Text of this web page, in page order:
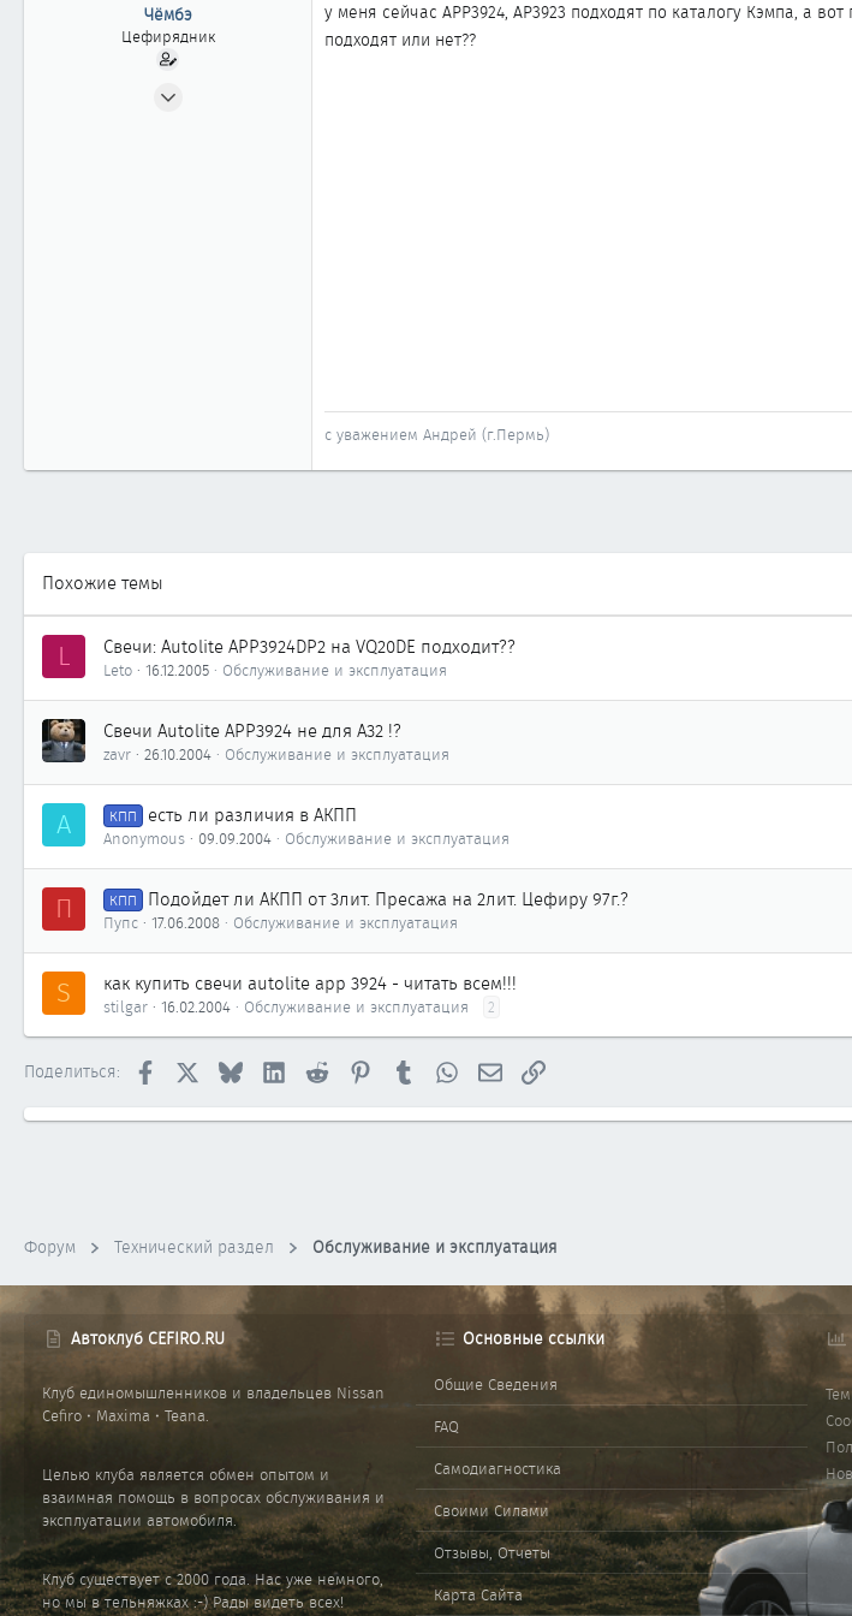
Чёмбэ
Цефирядник
у меня сейчас АРР3924, АР3923 подходят по каталогу Кэмпа, а
подходят или нет??
с уважением Андрей (г.Пермь)
Похожие темы
L Свечи: Autolite APP3924DP2 на VQ20DE подходит??
Leto 16.12.2005 Обслуживание и эксплуатация
Свечи Autolite APP3924 не для А32 !?
zavr 26.10.2004 Обслуживание и эксплуатация
A КПП есть ли различия в АКПП
Anonymous 09.09.2004 Обслуживание и эксплуатация
П КПП Подойдет ли АКПП от 3лит. Пресажа на 2лит. Цефиру 97г.?
Пупс 17.06.2008 Обслуживание и эксплуатация
S как купить свечи autolite app 3924 - читать всем!!!
stilgar 16.02.2004 Обслуживание и эксплуатация 2
Поделиться: Facebook Bluesky LinkedInReddit PinterestTumblrWhatsAppЭлектронная почта
Ссылка
Форум Технический раздел Обслуживание и эксплуатация
Автоклуб CEFIRO.RU
Клуб единомышленников и владельцев Nissan
Cefiro • Maxima • Teana.
Целью клуба является обмен опытом и
взаимная помощь в вопросах обслуживания и
эксплуатации автомобиля.
Клуб существует с 2000 года. Нас уже немного,
но мы в тельняжках :-) Рады видеть всех!
Основные ссылки
Общие Сведения
FAQ
Самодиагностика
Своими Силами
Отзывы, Отчеты
Карта Сайта